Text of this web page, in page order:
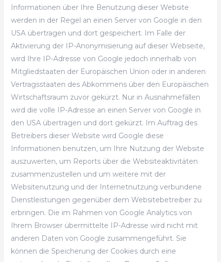
Informationen über Ihre Benutzung dieser Website
werden in der Regel an einen Server von Google in den
USA übertragen und dort gespeichert. Im Falle der
Aktivierung der IP-Anonymisierung auf dieser Webseite,
wird Ihre IP-Adresse von Google jedoch innerhalb von
Mitgliedstaaten der Europäischen Union oder in anderen
Vertragsstaaten des Abkommens über den Europäischen
Wirtschaftsraum zuvor gekürzt. Nur in Ausnahmefällen
wird die volle IP-Adresse an einen Server von Google in
den USA übertragen und dort gekürzt. Im Auftrag des
Betreibers dieser Website wird Google diese
Informationen benutzen, um Ihre Nutzung der Website
auszuwerten, um Reports über die Websiteaktivitäten
zusammenzustellen und um weitere mit der
Websitenutzung und der Internetnutzung verbundene
Dienstleistungen gegenüber dem Websitebetreiber zu
erbringen. Die im Rahmen von Google Analytics von
Ihrem Browser übermittelte IP-Adresse wird nicht mit
anderen Daten von Google zusammengeführt. Sie
können die Speicherung der Cookies durch eine